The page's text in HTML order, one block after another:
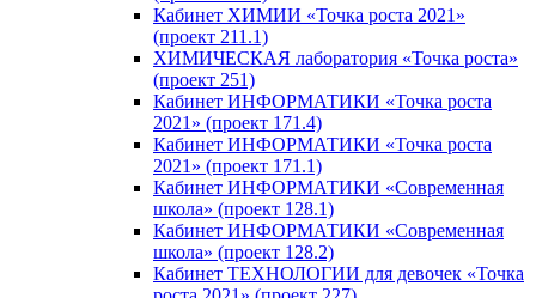
Кабинет ХИМИИ «Точка роста 2021»
(проект 211.1)
ХИМИЧЕСКАЯ лаборатория «Точка роста»
(проект 251)
Кабинет ИНФОРМАТИКИ «Точка роста
2021» (проект 171.4)
Кабинет ИНФОРМАТИКИ «Точка роста
2021» (проект 171.1)
Кабинет ИНФОРМАТИКИ «Современная
школа» (проект 128.1)
Кабинет ИНФОРМАТИКИ «Современная
школа» (проект 128.2)
Кабинет ТЕХНОЛОГИИ для девочек «Точка